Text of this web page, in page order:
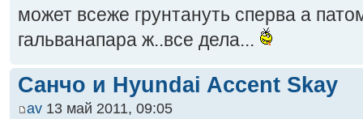
может всеже грунтануть сперва а
гальванапара ж..все дела...
Санчо и Hyundai Accent Skay
av 13 май 2011, 09:05